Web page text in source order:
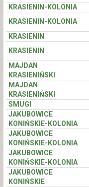
KRASIENIN-KOLONIA
KRASIENIN-KOLONIA
KRASIENIN
KRASIENIN
MAJDAN
KRASIENIŃSKI
MAJDAN
KRASIENIŃSKI
SMUGI
JAKUBOWICE
KONIŃSKIE-KOLONIA
JAKUBOWICE
KONIŃSKIE-KOLONIA
JAKUBOWICE
KONIŃSKIE-KOLONIA
JAKUBOWICE
KONIŃSKIE